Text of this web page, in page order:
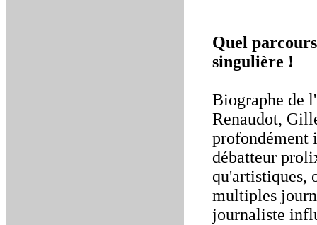
Quel
singulière !
Biographe de
Renaudot,
profondément
débatteur
qu'artistiques,
multiples
journaliste